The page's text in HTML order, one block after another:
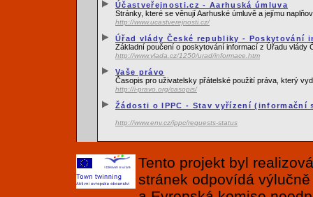
Účastveřejnosti.cz - Aarhuská úmluva
Stránky, které se věnují Aarhuské úmluvě a jejímu
http://www.ucastverejnosti.cz/
Úřad vlády České republiky - Poskytování
Základní poučení o poskytování informací z Úřadu vlády
http://www.vlada.cz/1250/urad/informace.htm
Vaše právo
Časopis pro uživatelsky přátelské použití práva, který
http://i-pravo.org/casopis/
Žádosti o IPPC - Stav vyřízení (informační
http://www.env.cz/ippc/requests-status
Tento projekt byl
stránek odpovídá